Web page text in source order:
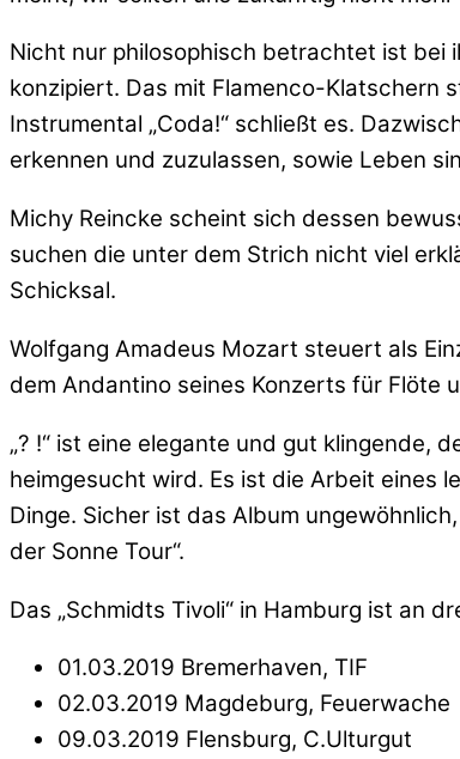
Nicht nur philosophisch betrachtet ist bei
konzipiert. Das mit Flamenco-Klatschern
Instrumental „Coda!“ schließt es.
erkennen und zuzulassen, sowie Leben
Michy Reincke scheint sich dessen
suchen die unter dem Strich nicht viel
Schicksal.
Wolfgang Amadeus Mozart steuert als
dem Andantino seines Konzerts für Flöte
„? !“ ist eine elegante und gut klingende,
heimgesucht wird. Es ist die Arbeit eines
Dinge. Sicher ist das Album
der Sonne Tour“.
Das „Schmidts Tivoli“ in Hamburg ist an
01.03.2019 Bremerhaven, TIF
02.03.2019 Magdeburg, Feuerwache
09.03.2019 Flensburg, C.Ulturgut